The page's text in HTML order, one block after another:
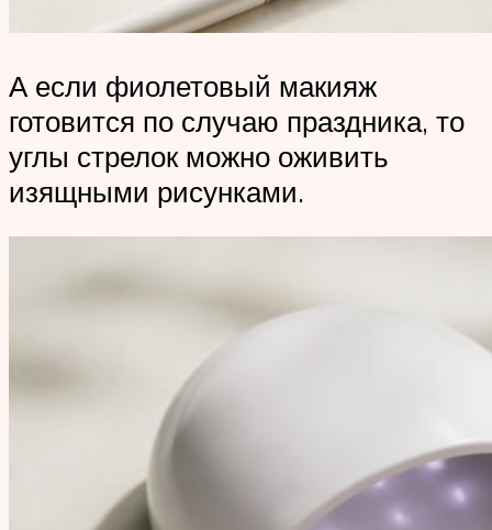
А если фиолетовый макияж
готовится по случаю праздника, то
углы стрелок можно оживить
изящными рисунками.